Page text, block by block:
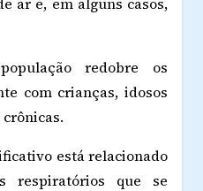
redobre os
com crianças, idosos
crônicas.
está relacionado
respiratórios que se